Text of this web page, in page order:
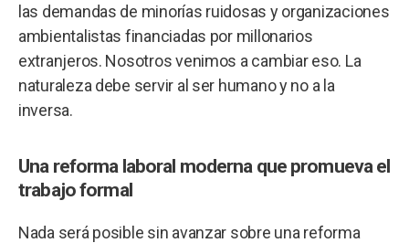
las demandas de minorías ruidosas y organizaciones
ambientalistas financiadas por millonarios
extranjeros. Nosotros venimos a cambiar eso. La
naturaleza debe servir al ser humano y no a la
inversa.
Una reforma laboral moderna que promueva el
trabajo formal
Nada será posible sin avanzar sobre una reforma